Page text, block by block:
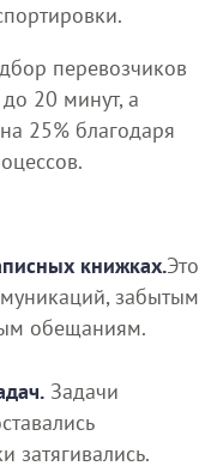
перевозчиков
20 минут, а
25% благодаря
книжках.Это
забытым
обещаниям.
Задачи
затягивались.